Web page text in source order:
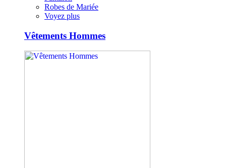
Robes de Mariée
Voyez plus
Vêtements Hommes